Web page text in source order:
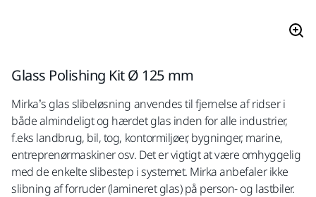
Glass Polishing Kit Ø 125 mm
Mirka’s glas slibeløsning anvendes til fjernelse af ridser i
både almindeligt og hærdet glas inden for alle industrier,
f.eks landbrug, bil, tog, kontormiljøer, bygninger, marine,
entreprenørmaskiner osv. Det er vigtigt at være omhyggelig
med de enkelte slibestep i systemet. Mirka anbefaler ikke
slibning af forruder (lamineret glas) på person- og lastbiler.